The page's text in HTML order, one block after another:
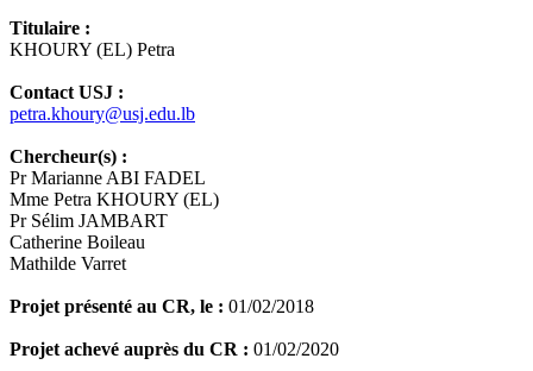
Titulaire :
KHOURY (EL) Petra
Contact USJ :
petra.khoury@usj.edu.lb
Chercheur(s) :
Pr Marianne ABI FADEL
Mme Petra KHOURY (EL)
Pr Sélim JAMBART
Catherine Boileau
Mathilde Varret
Projet présenté au CR, le : 01/02/2018
Projet achevé auprès du CR : 01/02/2020